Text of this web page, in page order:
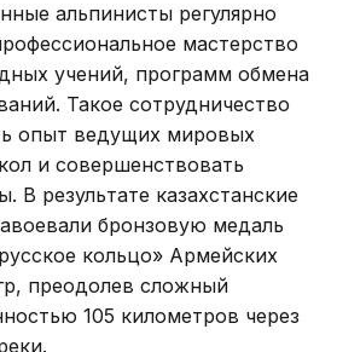
альпинисты регулярно
мастерство
учений, программ обмена
Такое сотрудничество
опыт ведущих мировых
и совершенствовать
В результате казахстанские
бронзовую медаль
кольцо» Армейских
преодолев сложный
105 километров через